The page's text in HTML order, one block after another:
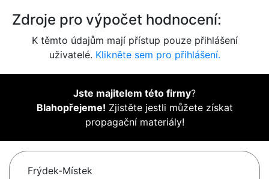
Zdroje pro výpočet hodnocení:
K těmto údajům mají přístup pouze přihlášení
uživatelé. Klikněte sem pro přihlášení.
Jste majitelem této firmy?
Blahopřejeme! Zjistěte jestli můžete získat
propagační materiály!
Frýdek-Místek